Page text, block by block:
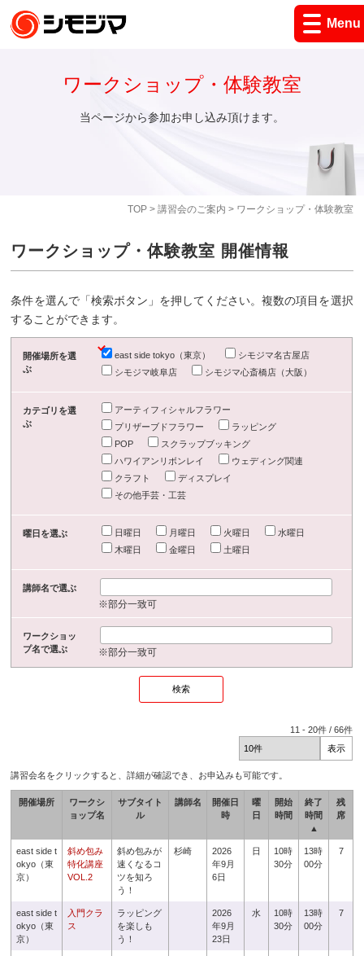
Menu
TOP> 講習会のご案内 > ワークショップ・体験教室
ワークショップ・体験教室
当ページから参加お申し込み頂けます。
ワークショップ・体験教室 開催情報
条件を選んで「検索ボタン」を押してください。複数の項目を選択
することができます。
開催場所を選
ぶ
east side tokyo（東京）
シモジマ名古屋店
シモジマ岐阜店
シモジマ心斎橋店（大阪）
カテゴリを選
ぶ
アーティフィシャルフラワー
プリザーブドフラワー
ラッピング
POP
スクラップブッキング
ハワイアンリボンレイ
ウェディング関連
クラフト
ディスプレイ
その他手芸・工芸
曜日を選ぶ 日曜日 月曜日 火曜日
水曜日
木曜日
金曜日 土曜日
講師名で選ぶ
※部分一致可
ワークショッ
プ名で選ぶ
※部分一致可
11 -20件 /66件
講習会名をクリックすると、詳細が確認でき、お申込みも可能です。
開催場所
ワークシ
ョップ名
サブタイト
ル
講師名
開催日
時
曜
日
開始
時間
終了
時間
▲
残
席
east side t
okyo（東
京）
斜め包み
特化講座
VOL.2
斜め包みが
速くなるコ
ツを知ろ
う！
杉崎
2026
年9月
6日
日
10時
30分
13時
00分
7
east side t
okyo（東
京）
入門クラ
ス
ラッピング
を楽しも
う！
2026
年9月
23日
水
10時
30分
13時
00分
7